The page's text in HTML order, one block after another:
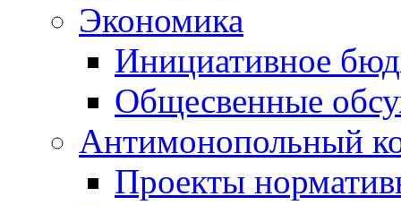
Экономика
Инициативное
Общесвенные
Антимонопольный
Проекты